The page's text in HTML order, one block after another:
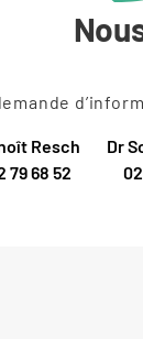
Resch
79 68 52
Dr